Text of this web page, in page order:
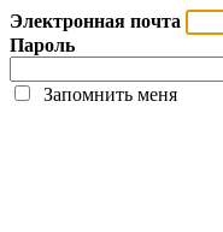
Электронная почта
Пароль
Запомнить меня